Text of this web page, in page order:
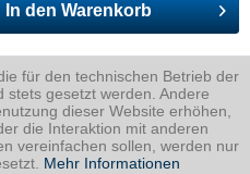
In den Warenkorb
für den technischen Betrieb der
stets gesetzt werden. Andere
dieser Website erhöhen,
die Interaktion mit anderen
vereinfachen sollen, werden nur
Mehr Informationen